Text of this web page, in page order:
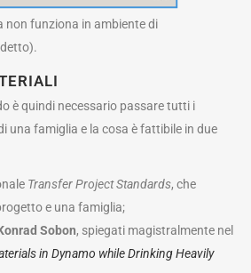
non funziona in ambiente di
è quindi necessario passare tutti i
una famiglia e la cosa è fattibile in due
Transfer Project Standards, che
e una famiglia;
Sobon, spiegati magistralmente nel
in Dynamo while Drinking Heavily